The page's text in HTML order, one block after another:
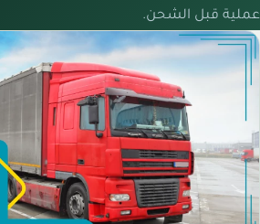
عملية قبل الشحن.